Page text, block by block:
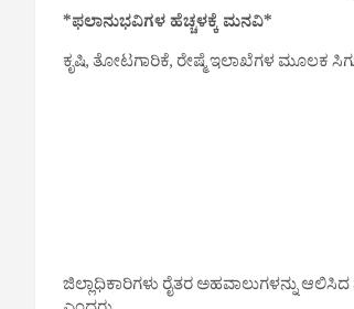
*ಫಲಾನುಭವಿಗಳ ಹೆಚ್ಚಳಕ್ಕೆ ಮನವಿ*
ಕೃಷಿ, ತೋಟಗಾರಿಕೆ, ರೇಷ್ಮೆ ಇಲಾಖೆಗಳ ಮೂಲಕ
ಜಿಲ್ಲಾಧಿಕಾರಿಗಳು ರೈತರ ಅಹವಾಲುಗಳನ್ನು